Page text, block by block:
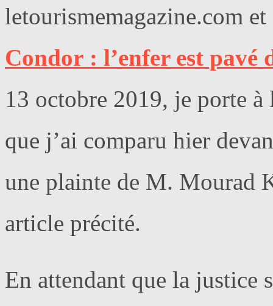
letourismemagazine.com
Condor : l’enfer est pavé
13 octobre 2019, je porte à
que j’ai comparu hier
une plainte de M. Mourad
article précité.
En attendant que la justice